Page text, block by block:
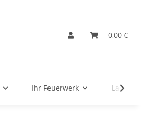
0,00 €
Ihr Feuerwerk